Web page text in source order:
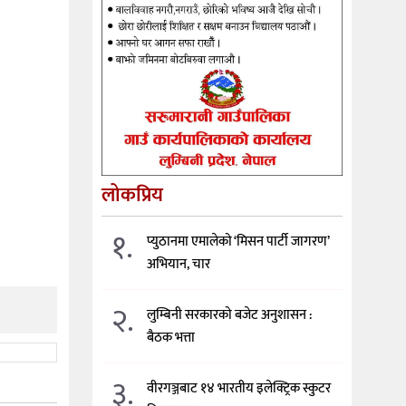
लोकप्रिय
१.
प्युठानमा एमालेको ‘मिसन पार्टी जागरण’
अभियान, चार
२.
लुम्बिनी सरकारको बजेट अनुशासन :
बैठक भत्ता
३.
वीरगञ्जबाट १४ भारतीय इलेक्ट्रिक स्कुटर